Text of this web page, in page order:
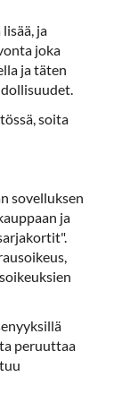
ja
joka
ja täten
soita
sovelluksen
ja
peruuttaa